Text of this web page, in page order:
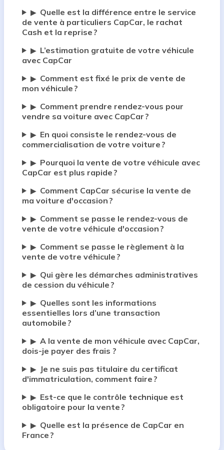
▶ Quelle est la différence entre le service
de vente à particuliers CapCar, le rachat
Cash et la reprise ?
▶ L’estimation gratuite de votre véhicule
avec CapCar
▶ Comment est fixé le prix de vente de
mon véhicule ?
▶ Comment prendre rendez-vous pour
vendre sa voiture avec CapCar ?
▶ En quoi consiste le rendez-vous de
commercialisation de votre voiture ?
▶ Pourquoi la vente de votre véhicule avec
CapCar est plus rapide ?
▶ Comment CapCar sécurise la vente de
ma voiture d'occasion ?
▶ Comment se passe le rendez-vous de
vente de votre véhicule d'occasion ?
▶ Comment se passe le règlement à la
vente de votre véhicule ?
▶ Qui gère les démarches administratives
de cession du véhicule ?
▶ Quelles sont les informations
essentielles lors d’une transaction
automobile ?
▶ A la vente de mon véhicule avec CapCar,
dois-je payer des frais ?
▶
Je ne suis pas titulaire du certificat
d'immatriculation, comment faire ?
▶ Est-ce que le contrôle technique est
obligatoire pour la vente ?
▶ Quelle est la présence de CapCar en
France ?